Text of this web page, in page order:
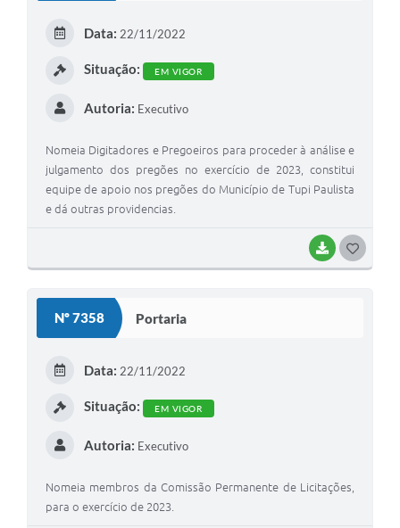
BAIXAR
Data: 22/11/2022
Situação: EM VIGOR
Autoria: Executivo
Nomeia Digitadores e Pregoeiros para proceder à análise e
julgamento dos pregões no exercício de 2023, constitui
equipe de apoio nos pregões do Município de Tupi Paulista
e dá outras providencias.
Nº 7358 Portaria
Data: 22/11/2022
Situação: EM VIGOR
Autoria: Executivo
Nomeia membros da Comissão Permanente de Licitações,
para o exercício de 2023.